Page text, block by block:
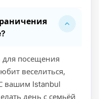
для посещения
веселиться,
вашим Istanbul
день с семьёй